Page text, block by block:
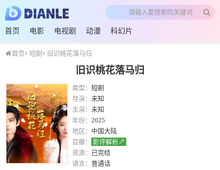
首页 电影 电视剧 动漫 科幻片
首页 短剧 旧识桃花落马归
旧识桃花落马归
类型： 短剧
导演： 未知
主演： 未知
年份： 2025
地区： 中国大陆
豆瓣：
影评解析↗
资源： 已完结
语言： 普通话